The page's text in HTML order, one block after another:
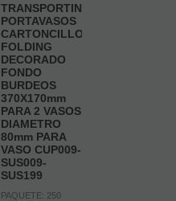
TRANSPORTIN
PORTAVASOS
CARTONCILLO
FOLDING
DECORADO
FONDO
BURDEOS
370X170mm
PARA 2 VASOS
DIAMETRO
80mm PARA
VASO CUP009-
SUS009-
SUS199
PAQUETE: 250